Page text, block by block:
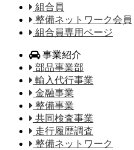
組合員
整備ネットワーク会員
組合員専用ページ
事業紹介
部品事業部
輸入代行事業
金融事業
整備事業
共同検査事業
走行履歴調査
整備ネットワーク